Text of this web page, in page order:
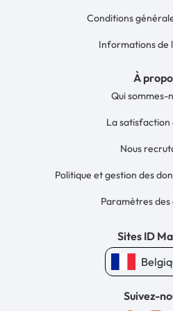
Conditions
Informations de
À
Qui sommes-
La satisfaction
Nous
Politique et gestion des
Paramètres des
Sites ID
Suivez-